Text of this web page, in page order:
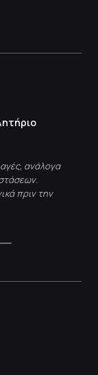
ανάλογα
πριν την